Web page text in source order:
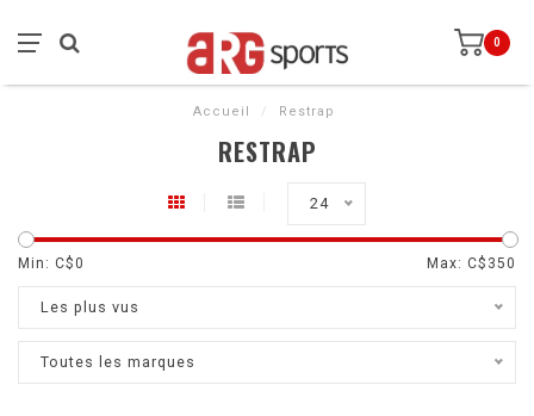
0
Accueil / Restrap
RESTRAP
24
Min: C$0 Max: C$ 350
Les plus vus
Toutes les marques